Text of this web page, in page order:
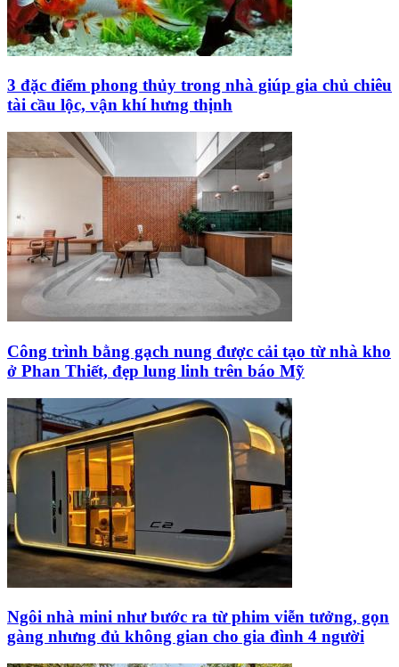
3 đặc điểm phong thủy trong nhà giúp gia chủ chiêu
tài cầu lộc, vận khí hưng thịnh
Công trình bằng gạch nung được cải tạo từ nhà kho
ở Phan Thiết, đẹp lung linh trên báo Mỹ
Ngôi nhà mini như bước ra từ phim viễn tưởng, gọn
gàng nhưng đủ không gian cho gia đình 4 người